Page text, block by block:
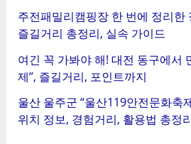
주전패밀리캠핑장 한 번에 정리한
즐길거리 총정리, 실속 가이드
여긴 꼭 가봐야 해! 대전 동구에서
제”, 즐길거리, 포인트까지
울산 울주군 “울산119안전문화축
위치 정보, 경험거리, 활용법 총정